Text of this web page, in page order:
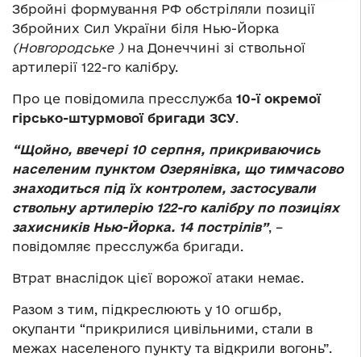
Збройні формування РФ обстріляли позиції
Збройних Сил України біля Нью-Йорка
(Новгородське )на Донеччині зі ствольної
артилерії 122-го калібру.
Про це повідомила пресслужба 10-ї окремої
гірсько-штурмової бригади ЗСУ.
“Щойно, ввечері 10 серпня, прикриваючись
населеним пунктом Озерянівка, що тимчасово
знаходиться під їх контролем, застосували
ствольну артилерію 122-го калібру по позиціях
захисників Нью-Йорка. 14 пострілів”, –
повідомляє пресслужба бригади.
Втрат внаслідок цієї ворожої атаки немає.
Разом з тим, підкреслюють у 10 огшбр,
окупанти “прикрилися цивільними, стали в
межах населеного пункту та відкрили вогонь”.